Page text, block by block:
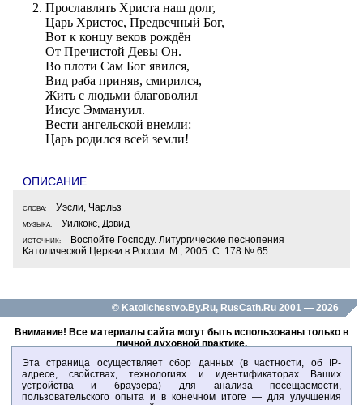
ОПИСАНИЕ
Слова:
Уэсли, Чарльз
Музыка:
Уилкокс, Дэвид
Источник:
Воспойте Господу. Литургические песнопения
Католической Церкви в России. М., 2005. С. 178 № 65
Прославлять Христа наш долг,
Царь Христос, Предвечный Бог,
Вот к концу веков рождён
От Пречистой Девы Он.
Во плоти Сам Бог явился,
Вид раба приняв, смирился,
Жить с людьми благоволил
Иисус Эммануил.
Вести ангельской внемли:
Царь родился всей земли!
© Katolichestvo.By.Ru, RusCath.Ru 2001 — 2026
Внимание! Все материалы сайта могут быть использованы только в
личной духовной практике.
администраторов сайта!
Эта страница осуществляет сбор данных (в частности, об IP-
адресе, свойствах, технологиях и идентификаторах Ваших
устройства и браузера) для анализа посещаемости,
пользовательского опыта и в конечном итоге — для улучшения